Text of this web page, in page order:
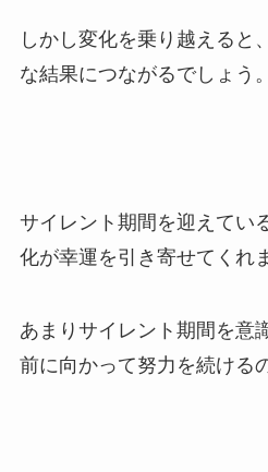
しかし変化を乗り越えると
な結果につながるでしょう。
サイレント期間を迎えてい
化が幸運を引き寄せてくれ
あまりサイレント期間を意
前に向かって努力を続ける